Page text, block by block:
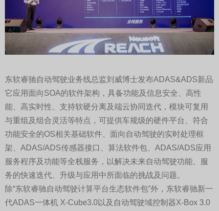
东软睿驰自动驾驶业务线总监刘威博士发布ADAS&ADS新品
它应用面向SOA的软件架构，具备功能及信息安全、高性
能、高实时性、支持软硬分离及端云协同迭代，模块可复用
与重组及组合灵活等特点，可提供车规级的硬件平台、符合
功能安全的OS相关基础软件、面向自动驾驶的实时处理框
架、ADAS/ADS传感器接口、算法软件包、ADAS/ADS应用
服务程序及功能等全栈服务，以解决未来自动驾驶功能、服
务的快速迭代、升级与应用中所面临的挑战及问题。
除“东软睿驰自动驾驶计算平台生态软件包”外，东软睿驰新一
代ADAS一体机 X-Cube3.0以及自动驾驶域控制器X-Box 3.0